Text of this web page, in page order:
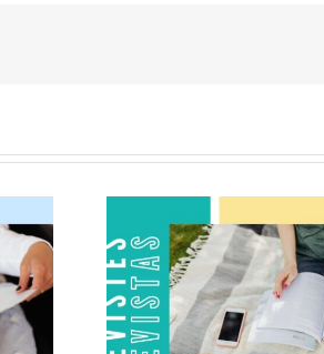
Revistes
2026